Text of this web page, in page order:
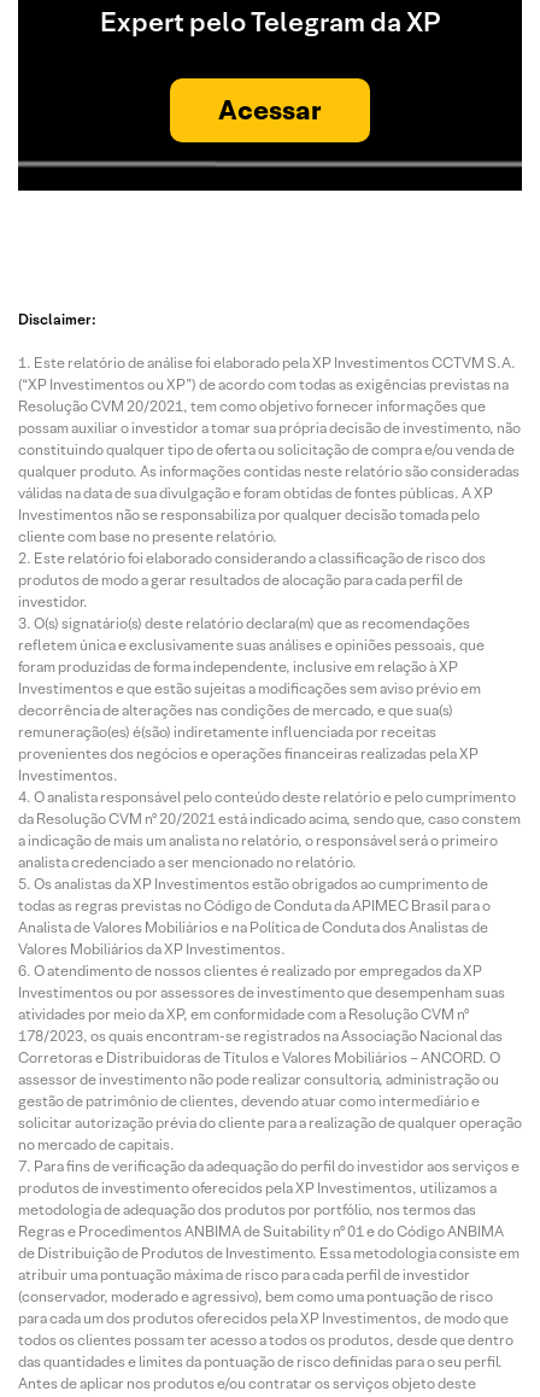
Expert pelo Telegram da XP
Acessar
Disclaimer:
Este relatório de análise foi elaborado pela XP Investimentos CCTVM S.A.
(“XP Investimentos ou XP”) de acordo com todas as exigências previstas na
Resolução CVM 20/2021, tem como objetivo fornecer informações que
possam auxiliar o investidor a tomar sua própria decisão de investimento, não
constituindo qualquer tipo de oferta ou solicitação de compra e/ou venda de
qualquer produto. As informações contidas neste relatório são consideradas
válidas na data de sua divulgação e foram obtidas de fontes públicas. A XP
Investimentos não se responsabiliza por qualquer decisão tomada pelo
cliente com base no presente relatório.
Este relatório foi elaborado considerando a classificação de risco dos
produtos de modo a gerar resultados de alocação para cada perfil de
investidor.
O(s) signatário(s) deste relatório declara(m) que as recomendações
refletem única e exclusivamente suas análises e opiniões pessoais, que
foram produzidas de forma independente, inclusive em relação à XP
Investimentos e que estão sujeitas a modificações sem aviso prévio em
decorrência de alterações nas condições de mercado, e que sua(s)
remuneração(es) é(são) indiretamente influenciada por receitas
provenientes dos negócios e operações financeiras realizadas pela XP
Investimentos.
O analista responsável pelo conteúdo deste relatório e pelo cumprimento
da Resolução CVM nº 20/2021 está indicado acima, sendo que, caso constem
a indicação de mais um analista no relatório, o responsável será o primeiro
analista credenciado a ser mencionado no relatório.
Os analistas da XP Investimentos estão obrigados ao cumprimento de
todas as regras previstas no Código de Conduta da APIMEC Brasil para o
Analista de Valores Mobiliários e na Política de Conduta dos Analistas de
Valores Mobiliários da XP Investimentos.
O atendimento de nossos clientes é realizado por empregados da XP
Investimentos ou por assessores de investimento que desempenham suas
atividades por meio da XP, em conformidade com a Resolução CVM nº
178/2023, os quais encontram-se registrados na Associação Nacional das
Corretoras e Distribuidoras de Títulos e Valores Mobiliários – ANCORD. O
assessor de investimento não pode realizar consultoria, administração ou
gestão de patrimônio de clientes, devendo atuar como intermediário e
solicitar autorização prévia do cliente para a realização de qualquer operação
no mercado de capitais.
Para fins de verificação da adequação do perfil do investidor aos serviços e
produtos de investimento oferecidos pela XP Investimentos, utilizamos a
metodologia de adequação dos produtos por portfólio, nos termos das
Regras e Procedimentos ANBIMA de Suitability nº 01 e do Código ANBIMA
de Distribuição de Produtos de Investimento. Essa metodologia consiste em
atribuir uma pontuação máxima de risco para cada perfil de investidor
(conservador, moderado e agressivo), bem como uma pontuação de risco
para cada um dos produtos oferecidos pela XP Investimentos, de modo que
todos os clientes possam ter acesso a todos os produtos, desde que dentro
das quantidades e limites da pontuação de risco definidas para o seu perfil.
Antes de aplicar nos produtos e/ou contratar os serviços objeto deste